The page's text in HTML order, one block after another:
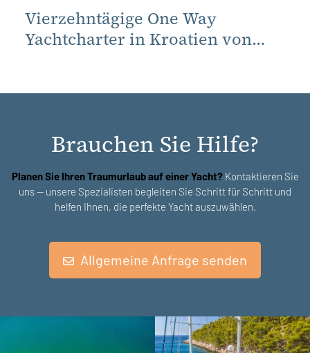
Vierzehntägige One Way
Yachtcharter in Kroatien von
Brauchen Sie Hilfe?
Planen Sie Ihren Traumurlaub auf einer Yacht? Kontaktieren Sie
uns — unsere Spezialisten begleiten Sie Schritt für Schritt und
helfen Ihnen, die perfekte Yacht auszuwählen.
Allgemeine Anfrage senden